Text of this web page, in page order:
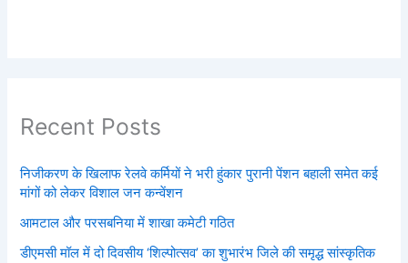
Recent Posts
निजीकरण के खिलाफ रेलवे कर्मियों ने भरी हुंकार पुरानी पेंशन बहाली समेत कई
मांगों को लेकर विशाल जन कन्वेंशन
आमटाल और परसबनिया में शाखा कमेटी गठित
डीएमसी मॉल में दो दिवसीय ‘शिल्पोत्सव’ का शुभारंभ जिले की समृद्ध सांस्कृतिक